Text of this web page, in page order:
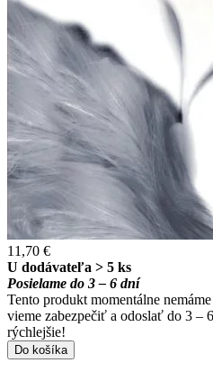
11,70 €
U dodávateľa > 5 ks
Posielame do 3 – 6 dní
Tento produkt momentálne
vieme zabezpečiť a odoslať do 3 –
rýchlejšie!
Do košíka